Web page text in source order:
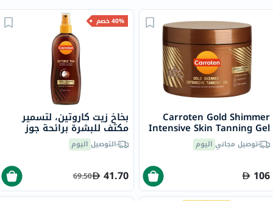
Carroten Gold Shimmer
Intensive Skin Tanning Gel
150mlتوصيل مجاني اليوم
106
40% خصم
بخاخ زيت كاروتين، لتسمير
مكثف للبشرة برائحة جوز
الهند، 200 مل
التوصيل اليوم
41.70
69.50